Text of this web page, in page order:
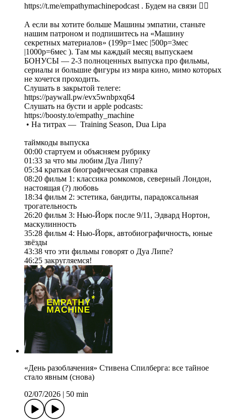
https://t.me/empathymachinepodcast . Будем на связи ❤️‍🔥
А если вы хотите больше Машины эмпатии, станьте
нашим патроном и подпишитесь на «Машину
секретных материалов» (199р=1мес |500р=3мес
|1000р=6мес ). Там мы каждый месяц выпускаем
БОНУСЫ — 2-3 полноценных выпуска про фильмы,
сериалы и большие фигуры из мира кино, мимо которых
не хочется проходить.
Слушать в закрытой телеге:
https://paywall.pw/evx5wnbpxq64
Слушать на бусти и apple podcasts:
https://boosty.to/empathy_machine
• На титрах — Training Season, Dua Lipa
таймкоды выпуска
00:00 стартуем и объясняем рубрику
01:33 за что мы любим Дуа Липу?
05:34 краткая биографическая справка
08:20 фильм 1: классика ромкомов, северный Лондон,
настоящая (?) любовь
18:34 фильм 2: эстетика, бандиты, парадоксальная
трогательность
26:20 фильм 3: Нью-Йорк после 9/11, Эдвард Нортон,
маскулинность
35:28 фильм 4: Нью-Йорк, автобиографичность, юные
звёзды
43:38 что эти фильмы говорят о Дуа Липе?
46:25 закругляемся!
«День разоблачения» Стивена Спилберга: все тайное
стало явным (снова)
02/07/2026 | 50 min